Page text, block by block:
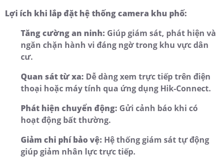
Lợi ích khi lắp đặt hệ thống camera khu phố:
Tăng cường an ninh: Giúp giám sát, phát hiện và
ngăn chặn hành vi đáng ngờ trong khu vực dân
cư.
Quan sát từ xa: Dễ dàng xem trực tiếp trên điện
thoại hoặc máy tính qua ứng dụng Hik-Connect.
Phát hiện chuyển động: Gửi cảnh báo khi có
hoạt động bất thường.
Giảm chi phí bảo vệ: Hệ thống giám sát tự động
giúp giảm nhân lực trực tiếp.